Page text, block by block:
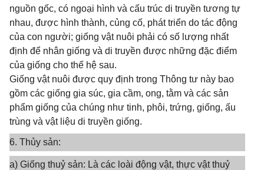
nguồn gốc, có ngoại hình và cấu trúc di truyền tương tự
nhau, được hình thành, củng cố, phát triển do tác động
của con người; giống vật nuôi phải có số lượng nhất
định để nhân giống và di truyền được những đặc điểm
của giống cho thế hệ sau.
Giống vật nuôi được quy định trong Thông tư này bao
gồm các giống gia súc, gia cầm, ong, tằm và các sản
phẩm giống của chúng như tinh, phôi, trứng, giống, ấu
trùng và vật liệu di truyền giống.
6. Thủy sản:
a) Giống thuỷ sản: Là các loài động vật, thực vật thuỷ